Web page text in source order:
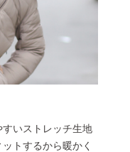
いストレッチ生地
トするから暖かく